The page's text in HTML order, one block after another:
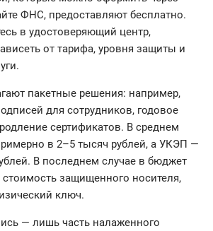
ФНС, предоставляют бесплатно.
в удостоверяющий центр,
от тарифа, уровня защиты и
пакетные решения: например,
для сотрудников, годовое
сертификатов. В среднем
в 2–5 тысяч рублей, а УКЭП —
В последнем случае в бюджет
защищенного носителя,
ключ.
— лишь часть налаженного